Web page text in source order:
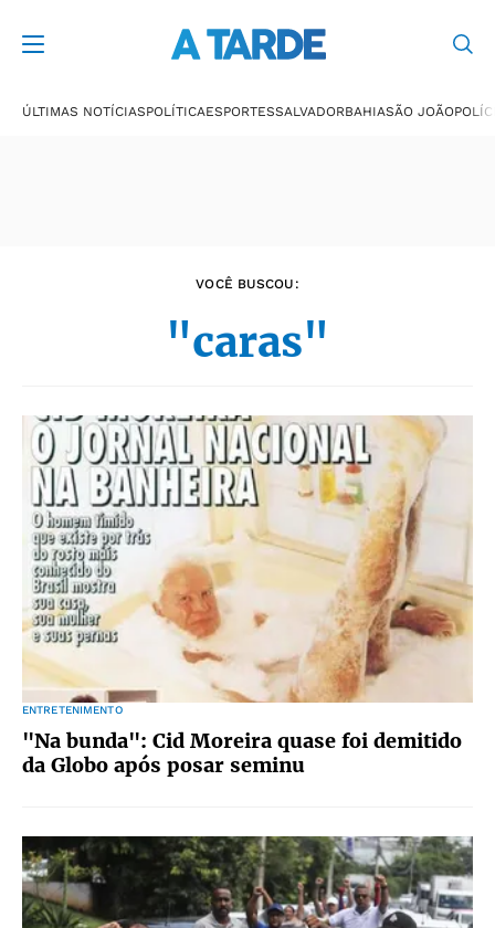
ÚLTIMAS NOTÍCIASPOLÍTICAESPORTESSALVADORBAHIASÃO JOÃO
VOCÊ BUSCOU:
"caras"
ENTRETENIMENTO
"Na bunda": Cid Moreira quase foi demitido
da Globo após posar seminu